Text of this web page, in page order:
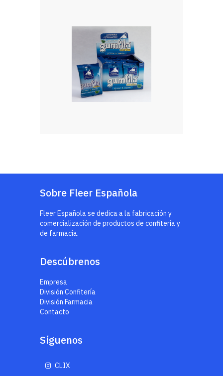
Sobre Fleer Española
Fleer Española se dedica a la fabricación y
comercialización de productos de confitería y
de farmacia.
Descúbrenos
Empresa
División Confitería
División Farmacia
Contacto
Síguenos
CLIX